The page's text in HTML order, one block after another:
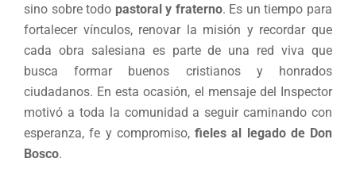
sino sobre todo pastoral y fraterno. Es un tiempo para
fortalecer vínculos, renovar la misión y recordar que
cada obra salesiana es parte de una red viva que
busca formar buenos cristianos y honrados
ciudadanos. En esta ocasión, el mensaje del Inspector
motivó a toda la comunidad a seguir caminando con
esperanza, fe y compromiso, fieles al legado de Don
Bosco.